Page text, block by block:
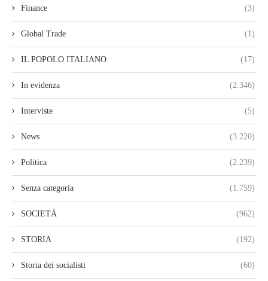
Finance (3)
Global Trade (1)
IL POPOLO ITALIANO (17)
In evidenza (2.346)
Interviste (5)
News (3.220)
Politica (2.239)
Senza categoria (1.759)
SOCIETÀ (962)
STORIA (192)
Storia dei socialisti (60)